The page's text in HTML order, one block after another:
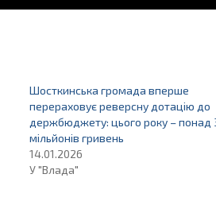
Шосткинська громада вперше
перераховує реверсну дотацію до
держбюджету: цього року – понад
мільйонів гривень
14.01.2026
У "Влада"